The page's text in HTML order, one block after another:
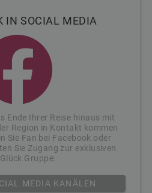
IN SOCIAL MEDIA
Ende Ihrer Reise hinaus mit
Region in Kontakt kommen
Sie Fan bei Facebook oder
Sie Zugang zur exklusiven
Gruppe.
MEDIA KANÄLEN